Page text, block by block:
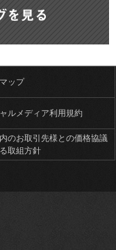
ップ
ルメディア利用規約
のお取引先様との価格協議
取組方針